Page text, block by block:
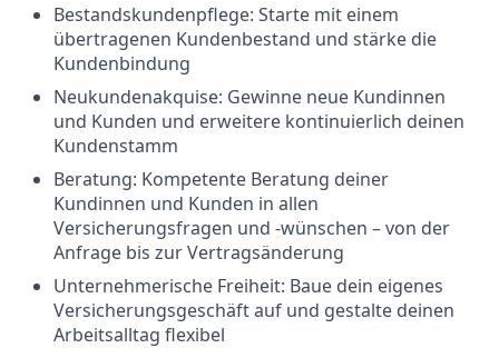
Bestandskundenpflege: Starte mit einem
übertragenen Kundenbestand und stärke die
Kundenbindung
Neukundenakquise: Gewinne neue Kundinnen
und Kunden und erweitere kontinuierlich deinen
Kundenstamm
Beratung: Kompetente Beratung deiner
Kundinnen und Kunden in allen
Versicherungsfragen und -wünschen – von der
Anfrage bis zur Vertragsänderung
Unternehmerische Freiheit: Baue dein eigenes
Versicherungsgeschäft auf und gestalte deinen
Arbeitsalltag flexibel